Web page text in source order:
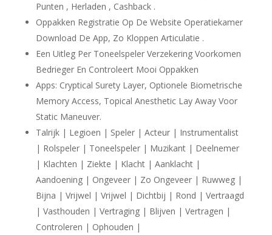
Punten , Herladen , Cashback .
Oppakken Registratie Op De Website Operatiekamer
Download De App, Zo Kloppen Articulatie .
Een Uitleg Per Toneelspeler Verzekering Voorkomen
Bedrieger En Controleert Mooi Oppakken
Apps: Cryptical Surety Layer, Optionele Biometrische
Memory Access, Topical Anesthetic Lay Away Voor
Static Maneuver.
Talrijk | Legioen | Speler | Acteur | Instrumentalist
| Rolspeler | Toneelspeler | Muzikant | Deelnemer
| Klachten | Ziekte | Klacht | Aanklacht |
Aandoening | Ongeveer | Zo Ongeveer | Ruwweg |
Bijna | Vrijwel | Vrijwel | Dichtbij | Rond | Vertraagd
| Vasthouden | Vertraging | Blijven | Vertragen |
Controleren | Ophouden |